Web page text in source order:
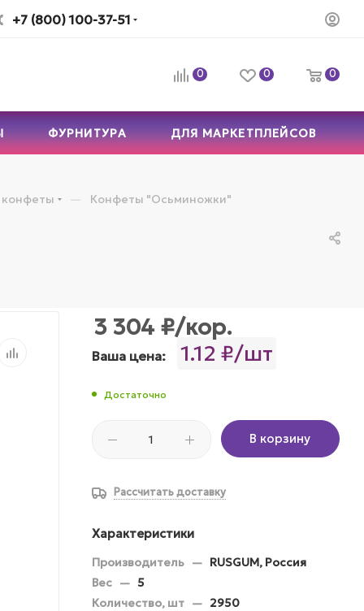
+7 (800) 100-37-51
0 0 0
ФУРНИТУРА ДЛЯ МАРКЕТПЛЕЙСОВ
— Конфеты "Осьминожки"
3 304 ₽/кор.
Ваша цена: 1.12 ₽/шт
Достаточно
В корзину
Рассчитать доставку
Характеристики
Производитель — RUSGUM, Россия
Вес — 5
Количество, шт — 2950